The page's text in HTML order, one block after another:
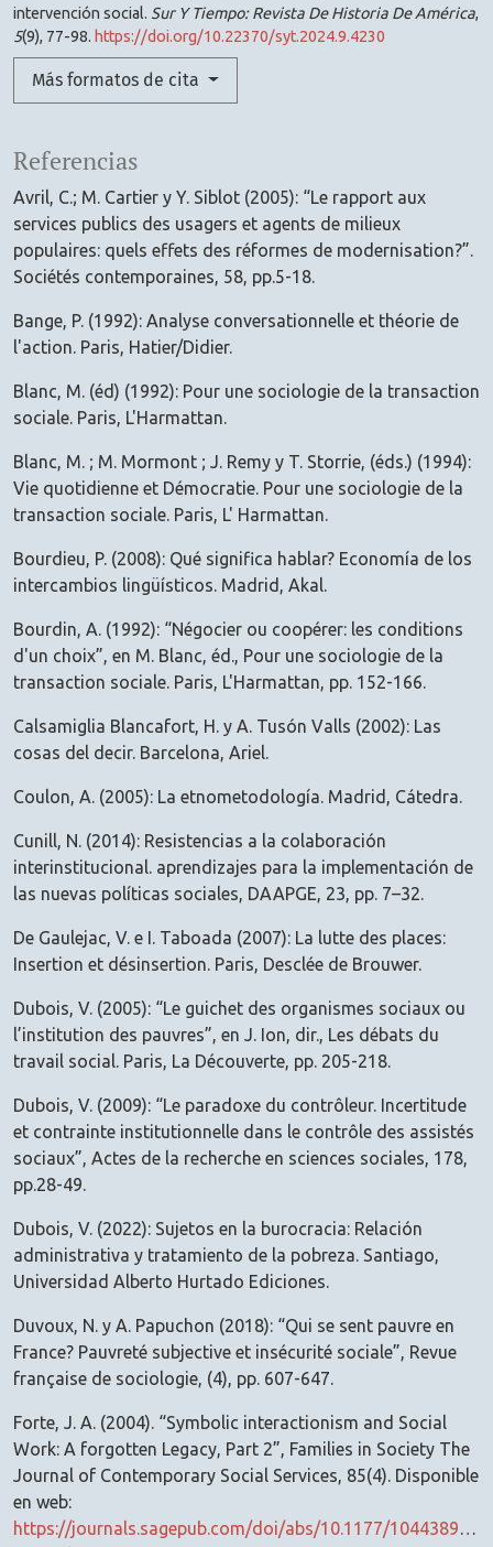
intervención social. Sur Y Tiempo: Revista De Historia De América,
5(9), 77-98. https://doi.org/10.22370/syt.2024.9.4230
Más formatos de cita
Referencias
Avril, C.; M. Cartier y Y. Siblot (2005): “Le rapport aux
services publics des usagers et agents de milieux
populaires: quels effets des réformes de modernisation?”.
Sociétés contemporaines, 58, pp.5-18.
Bange, P. (1992): Analyse conversationnelle et théorie de
l'action. Paris, Hatier/Didier.
Blanc, M. (éd) (1992): Pour une sociologie de la transaction
sociale. Paris, L'Harmattan.
Blanc, M. ; M. Mormont ; J. Remy y T. Storrie, (éds.) (1994):
Vie quotidienne et Démocratie. Pour une sociologie de la
transaction sociale. Paris, L' Harmattan.
Bourdieu, P. (2008): Qué significa hablar? Economía de los
intercambios lingüísticos. Madrid, Akal.
Bourdin, A. (1992): “Négocier ou coopérer: les conditions
d'un choix”, en M. Blanc, éd., Pour une sociologie de la
transaction sociale. Paris, L'Harmattan, pp. 152-166.
Calsamiglia Blancafort, H. y A. Tusón Valls (2002): Las
cosas del decir. Barcelona, Ariel.
Coulon, A. (2005): La etnometodología. Madrid, Cátedra.
Cunill, N. (2014): Resistencias a la colaboración
interinstitucional. aprendizajes para la implementación de
las nuevas políticas sociales, DAAPGE, 23, pp. 7–32.
De Gaulejac, V. e I. Taboada (2007): La lutte des places:
Insertion et désinsertion. Paris, Desclée de Brouwer.
Dubois, V. (2005): “Le guichet des organismes sociaux ou
l’institution des pauvres”, en J. Ion, dir., Les débats du
travail social. Paris, La Découverte, pp. 205-218.
Dubois, V. (2009): “Le paradoxe du contrôleur. Incertitude
et contrainte institutionnelle dans le contrôle des assistés
sociaux”, Actes de la recherche en sciences sociales, 178,
pp.28-49.
Dubois, V. (2022): Sujetos en la burocracia: Relación
administrativa y tratamiento de la pobreza. Santiago,
Universidad Alberto Hurtado Ediciones.
Duvoux, N. y A. Papuchon (2018): “Qui se sent pauvre en
France? Pauvreté subjective et insécurité sociale”, Revue
française de sociologie, (4), pp. 607-647.
Forte, J. A. (2004). “Symbolic interactionism and Social
Work: A forgotten Legacy, Part 2”, Families in Society The
Journal of Contemporary Social Services, 85(4). Disponible
en web:
https://journals.sagepub.com/doi/abs/10.1177/104438940408500410